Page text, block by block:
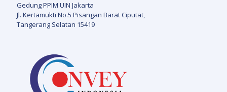
Gedung PPIM UIN Jakarta
Jl. Kertamukti No.5 Pisangan Barat Ciputat,
Tangerang Selatan 15419